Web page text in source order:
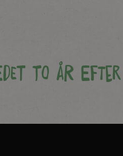
to år efter